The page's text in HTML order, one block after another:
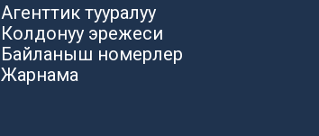
Агенттик тууралуу
Колдонуу эрежеси
Байланыш номерлер
Жарнама